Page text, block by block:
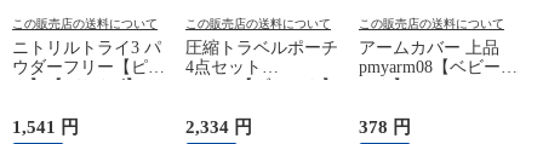
この販売店の送料について
ニトリルトライ3 パ
ウダーフリー【ピン
1,541 円
この販売店の送料について
圧縮トラベルポーチ
4点セット
2,334 円
この販売店の送料について
アームカバー 上品
pmyarm08【ベビーピ
378 円